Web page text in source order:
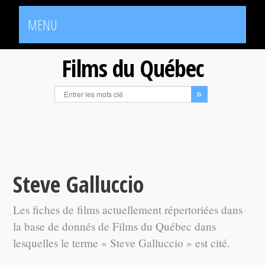
MENU
Films du Québec
Steve Galluccio
Les fiches de films actuellement répertoriées dans
la base de donnés de Films du Québec dans
lesquelles le terme « Steve Galluccio » est cité.